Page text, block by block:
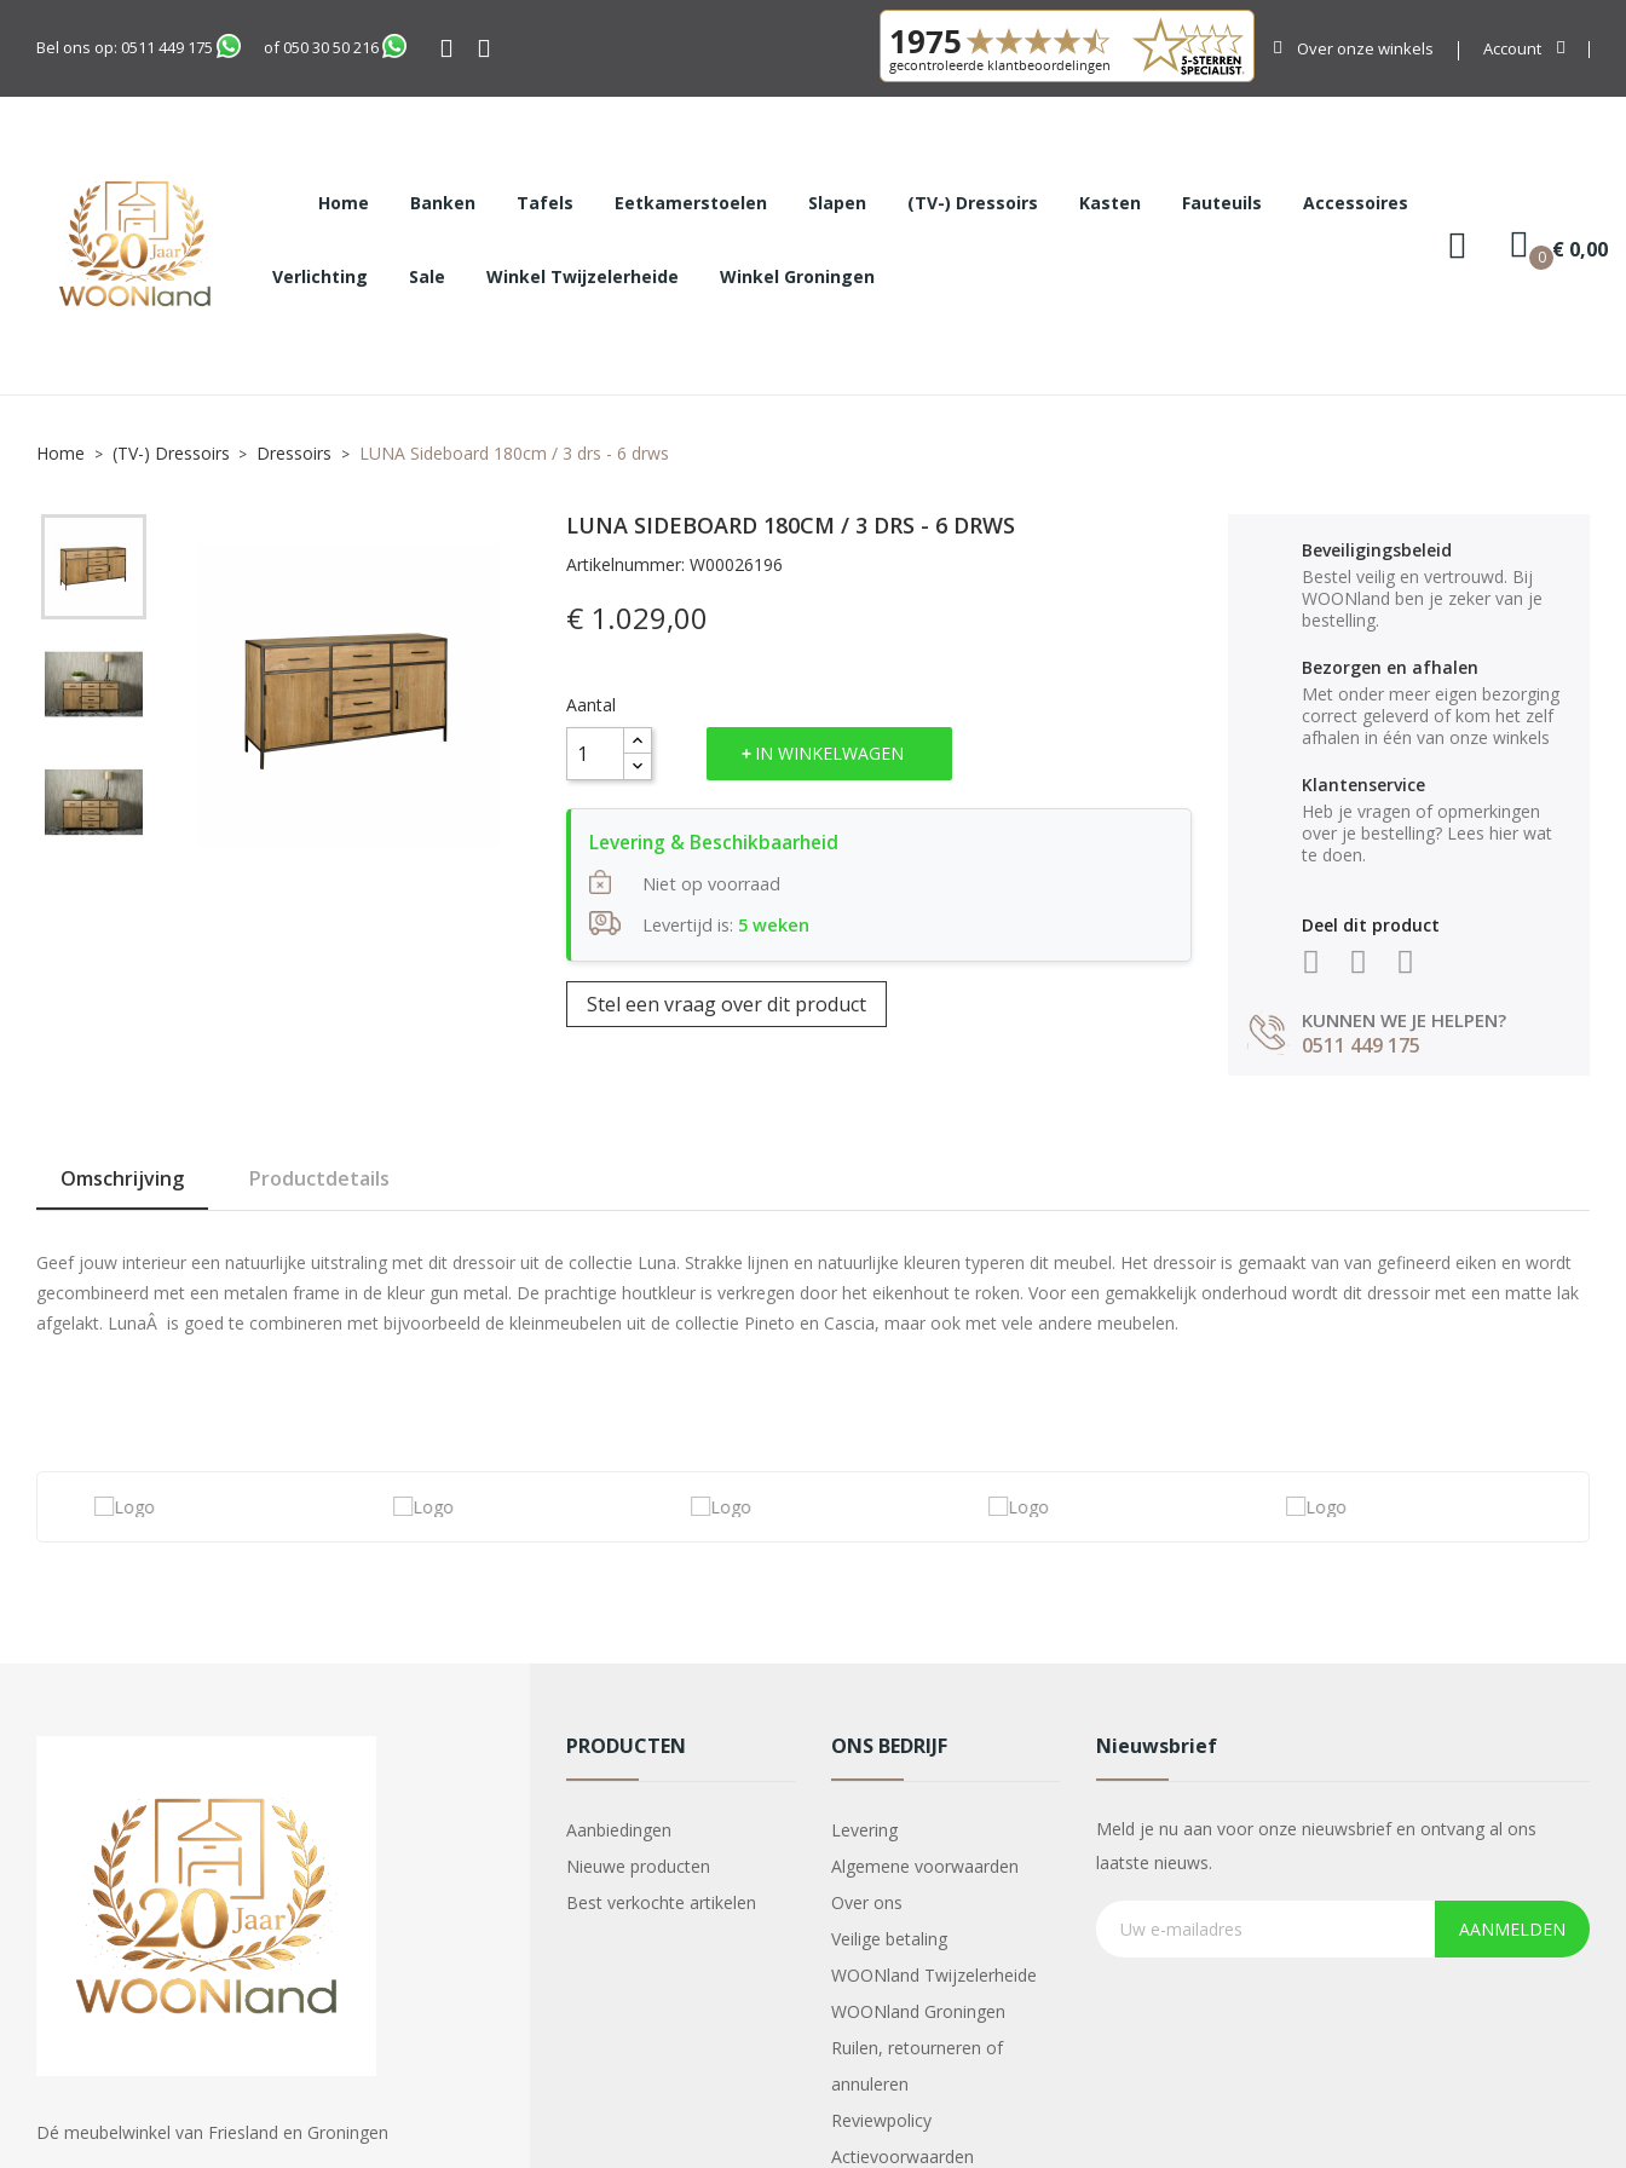
Bel ons op: 0511 449 175 of050 30 50 216 Over onze winkels Account
Home Banken Tafels Eetkamerstoelen Slapen (TV-) Dressoirs Kasten Fauteuils Accessoires
Verlichting Sale Winkel Twijzelerheide Winkel Groningen
0 € 0,00
Home (TV-) Dressoirs Dressoirs LUNA Sideboard 180cm / 3 drs - 6 drws
LUNA SIDEBOARD 180CM / 3 DRS - 6 DRWS
Artikelnummer: W00026196
€ 1.029,00
Aantal
IN WINKELWAGEN
Niet op voorraad
Levertijd is: 5 weken
Stel een vraag over dit product
Beveiligingsbeleid
Bestel veilig en vertrouwd. Bij
WOONland ben je zeker van je
bestelling.
Bezorgen en afhalen
Met onder meer eigen bezorging
correct geleverd of kom het zelf
afhalen in één van onze winkels
Klantenservice
Heb je vragen of opmerkingen
over je bestelling? Lees hier wat
te doen.
Deel dit product
KUNNEN WE JE HELPEN?
0511 449 175
Omschrijving Productdetails
Geef jouw interieur een natuurlijke uitstraling met dit dressoir uit de collectie Luna. Strakke lijnen en natuurlijke kleuren typeren dit meubel. Het dressoir is gemaakt van van gefineerd eiken en wordt
gecombineerd met een metalen frame in de kleur gun metal. De prachtige houtkleur is verkregen door het eikenhout te roken. Voor een gemakkelijk onderhoud wordt dit dressoir met een matte lak
afgelakt. LunaÂ is goed te combineren met bijvoorbeeld de kleinmeubelen uit de collectie Pineto en Cascia, maar ook met vele andere meubelen.
Dé meubelwinkel van Friesland en Groningen
PRODUCTEN
Aanbiedingen
Nieuwe producten
Best verkochte artikelen
ONS BEDRIJF
Levering
Algemene voorwaarden
Over ons
Veilige betaling
WOONland Twijzelerheide
WOONland Groningen
Ruilen, retourneren of
annuleren
Reviewpolicy
Actievoorwaarden
Nieuwsbrief
Meld je nu aan voor onze nieuwsbrief en ontvang al ons
laatste nieuws.
AANMELDEN